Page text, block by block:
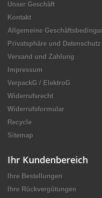
Unser Geschäft
Kontakt
Allgemeine
Privatsphäre und Datenschutz
Versand und Zahlung
Impressum
VerpackG / ElektroG
Widerrufsrecht
Widerrufsformular
Recycle
Sitemap
Ihr Kundenbereich
Ihre Bestellungen
Ihre Rückvergütungen